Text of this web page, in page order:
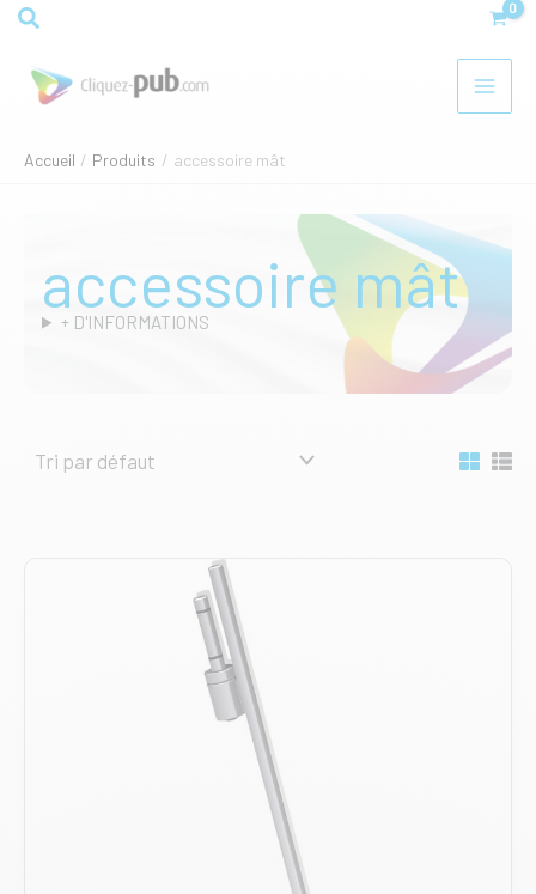
Aller
contenu
Rechercher
Accueil Produits accessoire mât
accessoire mât
+ D'INFORMATIONS